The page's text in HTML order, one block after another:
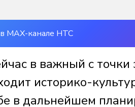
MAX-канале НТС
в важный с точки
историко-
в дальнейшем